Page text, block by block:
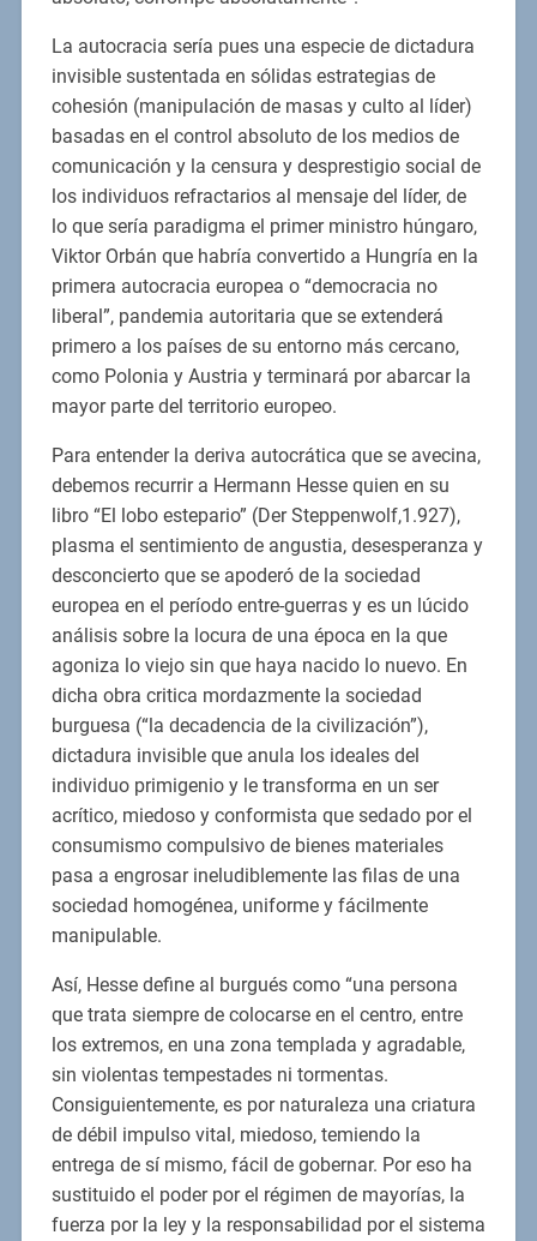
La autocracia sería pues una especie de dictadura
invisible sustentada en sólidas estrategias de
cohesión (manipulación de masas y culto al líder)
basadas en el control absoluto de los medios de
comunicación y la censura y desprestigio social de
los individuos refractarios al mensaje del líder, de
lo que sería paradigma el primer ministro húngaro,
Viktor Orbán que habría convertido a Hungría en la
primera autocracia europea o “democracia no
liberal”, pandemia autoritaria que se extenderá
primero a los países de su entorno más cercano,
como Polonia y Austria y terminará por abarcar la
mayor parte del territorio europeo.
Para entender la deriva autocrática que se avecina,
debemos recurrir a Hermann Hesse quien en su
libro “El lobo estepario” (Der Steppenwolf,1.927),
plasma el sentimiento de angustia, desesperanza y
desconcierto que se apoderó de la sociedad
europea en el período entre-guerras y es un lúcido
análisis sobre la locura de una época en la que
agoniza lo viejo sin que haya nacido lo nuevo. En
dicha obra critica mordazmente la sociedad
burguesa (“la decadencia de la civilización”),
dictadura invisible que anula los ideales del
individuo primigenio y le transforma en un ser
acrítico, miedoso y conformista que sedado por el
consumismo compulsivo de bienes materiales
pasa a engrosar ineludiblemente las filas de una
sociedad homogénea, uniforme y fácilmente
manipulable.
Así, Hesse define al burgués como “una persona
que trata siempre de colocarse en el centro, entre
los extremos, en una zona templada y agradable,
sin violentas tempestades ni tormentas.
Consiguientemente, es por naturaleza una criatura
de débil impulso vital, miedoso, temiendo la
entrega de sí mismo, fácil de gobernar. Por eso ha
sustituido el poder por el régimen de mayorías, la
fuerza por la ley y la responsabilidad por el sistema